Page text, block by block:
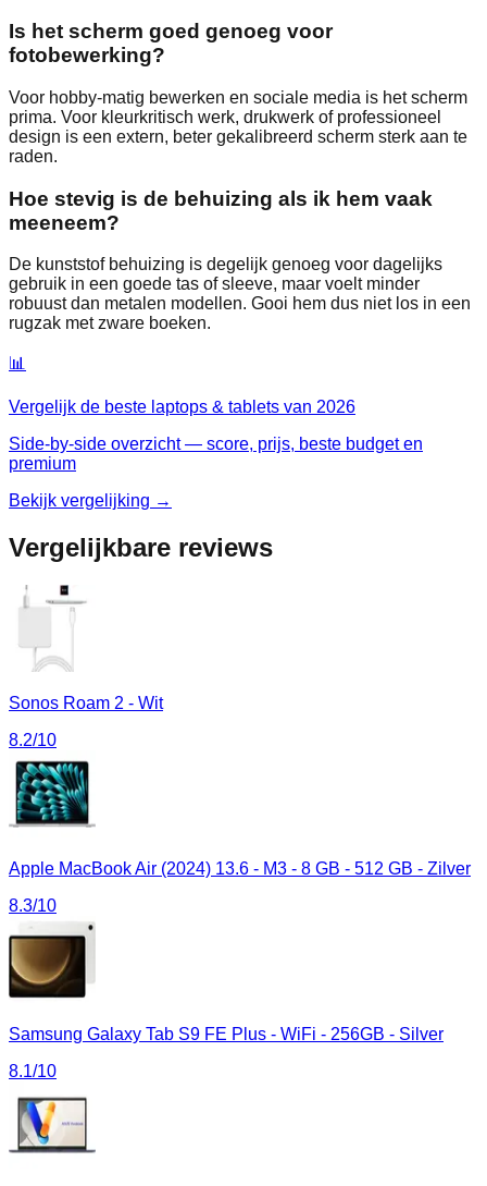
Is het scherm goed genoeg voor
fotobewerking?
Voor hobby-matig bewerken en sociale media is het scherm
prima. Voor kleurkritisch werk, drukwerk of professioneel
design is een extern, beter gekalibreerd scherm sterk aan te
raden.
Hoe stevig is de behuizing als ik hem vaak
meeneem?
De kunststof behuizing is degelijk genoeg voor dagelijks
gebruik in een goede tas of sleeve, maar voelt minder
robuust dan metalen modellen. Gooi hem dus niet los in een
rugzak met zware boeken.
📊
Vergelijk de beste laptops & tablets van 2026
Side-by-side overzicht — score, prijs, beste budget en
premium
Bekijk vergelijking →
Vergelijkbare reviews
Sonos Roam 2 - Wit
8.2/10
Apple MacBook Air (2024) 13.6 - M3 - 8 GB - 512 GB - Zilver
8.3/10
Samsung Galaxy Tab S9 FE Plus - WiFi - 256GB - Silver
8.1/10